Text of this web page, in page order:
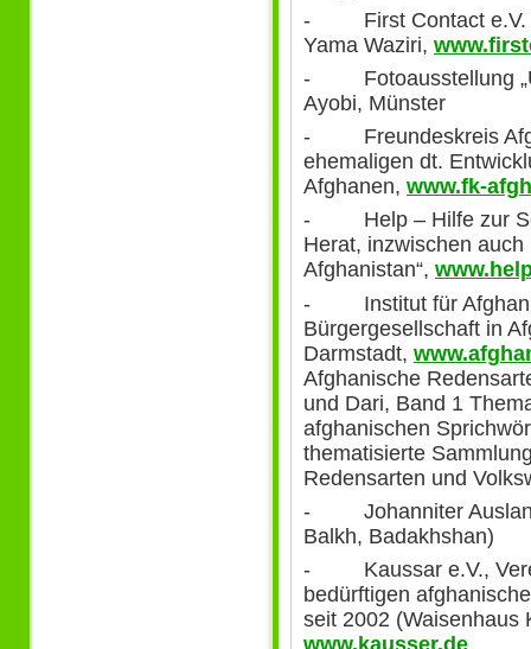
- First Contact e.V.
Yama Waziri,
- Fotoausstellung
Ayobi, Münster
- Freundeskreis
ehemaligen dt.
Afghanen, www.fk-
- Help – Hilfe zur
Herat, inzwischen
Afghanistan“,
- Institut für
Bürgergesellschaft in
Darmstadt,
Afghanische
und Dari, Band 1
afghanischen
thematisierte
Redensarten und
- Johanniter
Balkh, Badakhshan)
- Kaussar e.V.,
bedürftigen
seit 2002 (Waisenhaus